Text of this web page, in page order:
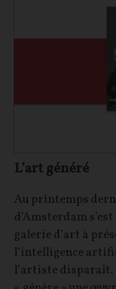
L’art généré
Au printemps
d’Amsterdam
galerie d’art à
l’intelligence
l’artiste disparaît.